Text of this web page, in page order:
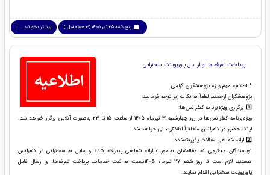
پنج شنبه 25 تیر 1405 (3 هفته قبل ) بیشتر بخوانید ... !
پرداخت تعرفه ها و ارسال پاورپوینت سخنرانی
* اطلاعیه مهم ویژه پژوهشگران گرامی
پژوهشگران ارجمند، لطفاً به نکات زیر توجه فرمایید:
1️⃣ برگزاری ویژه‌برنامه کنفرانس‌ها:
ویژه‌برنامه کنفرانس‌ها در روز چهارشنبه 31 تیرماه 1405 از ساعت 15 تا 23 به‌صورت آنلاین برگزار خواهد شد.
لینک حضور در کنفرانس متعاقباً اطلاع‌رسانی خواهد شد.
2️⃣ ارائه شفاهی مقالات پذیرفته‌شده:
نویسندگان محترمی که مقاله‌شان به‌صورت ارائه شفاهی پذیرفته شده و مایل به سخنرانی در کنفرانس
هستند، لازم است تا روز شنبه 27 تیرماه 1405نسبت به ثبت خدمات، پرداخت تعرفه‌ها، و ارسال فایل
پاورپوینت سخنرانی اقدام نمایند.